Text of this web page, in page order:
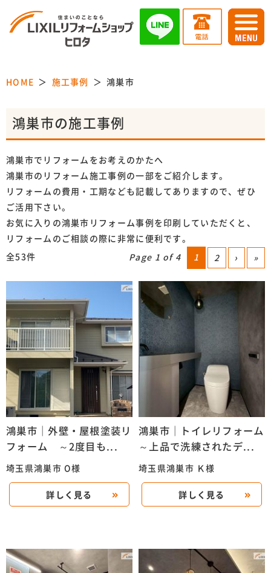
HOME 施工事例 鴻巣市
鴻巣市の施工事例
鴻巣市でリフォームをお考えのかたへ
鴻巣市のリフォーム施工事例の一部をご紹介します。
リフォームの費用・工期なども記載してありますので、ぜひ
ご活用下さい。
お気に入りの鴻巣市リフォーム事例を印刷していただくと、
リフォームのご相談の際に非常に便利です。
全53件 Page 1 of 4 1 2 › »
鴻巣市｜外壁・屋根塗装リ
フォーム ～2度目も...
埼玉県鴻巣市 O様
詳しく見る
鴻巣市｜トイレリフォーム
～上品で洗練されたデ...
埼玉県鴻巣市 Ｋ様
詳しく見る